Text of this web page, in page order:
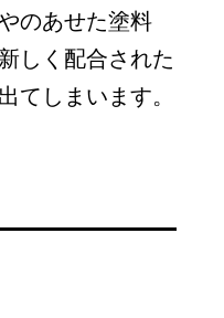
のあせた塗料
しく配合された
てしまいます。